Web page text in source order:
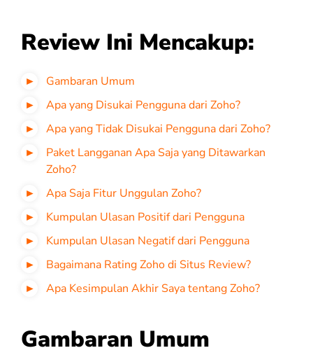
Review Ini Mencakup:
Gambaran Umum
Apa yang Disukai Pengguna dari Zoho?
Apa yang Tidak Disukai Pengguna dari Zoho?
Paket Langganan Apa Saja yang Ditawarkan
Zoho?
Apa Saja Fitur Unggulan Zoho?
Kumpulan Ulasan Positif dari Pengguna
Kumpulan Ulasan Negatif dari Pengguna
Bagaimana Rating Zoho di Situs Review?
Apa Kesimpulan Akhir Saya tentang Zoho?
Gambaran Umum